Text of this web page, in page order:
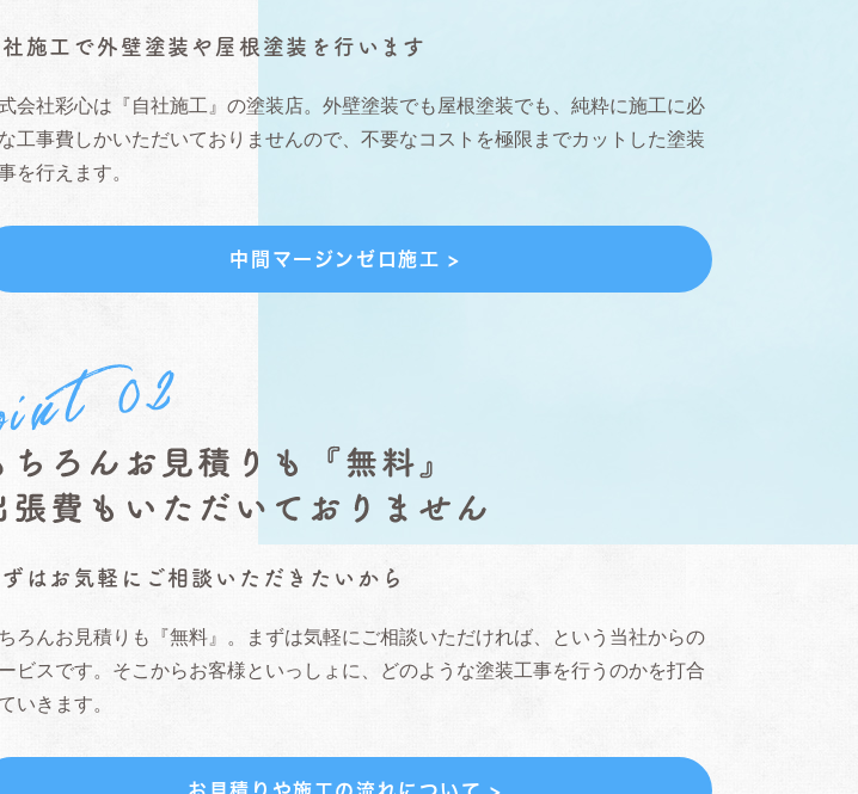
社施工で外壁塗装や屋根塗装を行います
会社彩心は『自社施工』の塗装店。外壁塗装でも屋根塗装でも、純粋に施工に必
工事費しかいただいておりませんので、不要なコストを極限までカットした塗装
を行えます。
中間マージンゼロ施工 >
ずはお気軽にご相談いただきたいから
ろんお見積りも『無料』。まずは気軽にご相談いただければ、という当社からの
ビスです。そこからお客様といっしょに、どのような塗装工事を行うのかを打合
いきます。
お見積りや施工の流れについて >